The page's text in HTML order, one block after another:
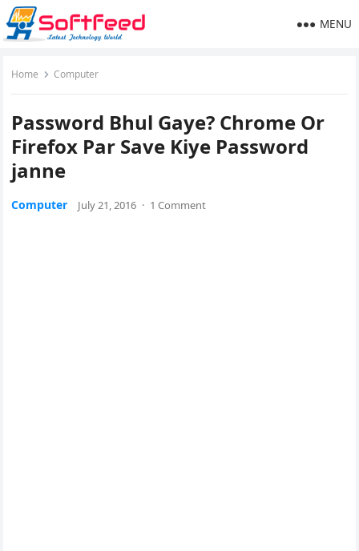
MENU
Home Computer
Password Bhul Gaye? Chrome Or
Firefox Par Save Kiye Password
janne
Computer July 21, 2016 · 1 Comment